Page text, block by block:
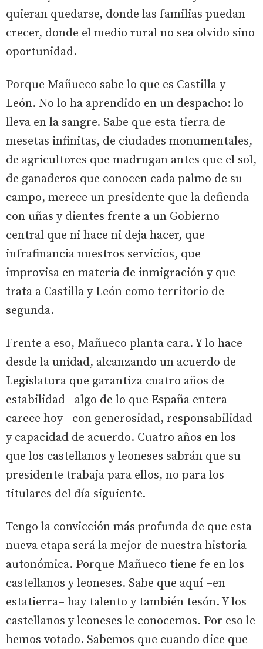
quieran quedarse, donde las familias puedan
crecer, donde el medio rural no sea olvido sino
oportunidad.
Porque Mañueco sabe lo que es Castilla y
León. No lo ha aprendido en un despacho: lo
lleva en la sangre. Sabe que esta tierra de
mesetas infinitas, de ciudades monumentales,
de agricultores que madrugan antes que el sol,
de ganaderos que conocen cada palmo de su
campo, merece un presidente que la defienda
con uñas y dientes frente a un Gobierno
central que ni hace ni deja hacer, que
infrafinancia nuestros servicios, que
improvisa en materia de inmigración y que
trata a Castilla y León como territorio de
segunda.
Frente a eso, Mañueco planta cara. Y lo hace
desde la unidad, alcanzando un acuerdo de
Legislatura que garantiza cuatro años de
estabilidad –algo de lo que España entera
carece hoy– con generosidad, responsabilidad
y capacidad de acuerdo. Cuatro años en los
que los castellanos y leoneses sabrán que su
presidente trabaja para ellos, no para los
titulares del día siguiente.
Tengo la convicción más profunda de que esta
nueva etapa será la mejor de nuestra historia
autonómica. Porque Mañueco tiene fe en los
castellanos y leoneses. Sabe que aquí –en
estatierra– hay talento y también tesón. Y los
castellanos y leoneses le conocemos. Por eso le
hemos votado. Sabemos que cuando dice que